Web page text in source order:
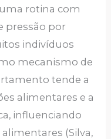
rotina com
pressão por
indivíduos
mecanismo de
tende a
alimentares e a
influenciando
(Silva,